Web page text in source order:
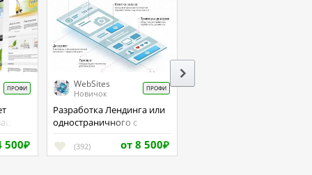
ПРОФИ
500₽
WebSites
Новичок
ПРОФИ
Разработка Лендинга или
одностраничного с
(392) от 8 500₽